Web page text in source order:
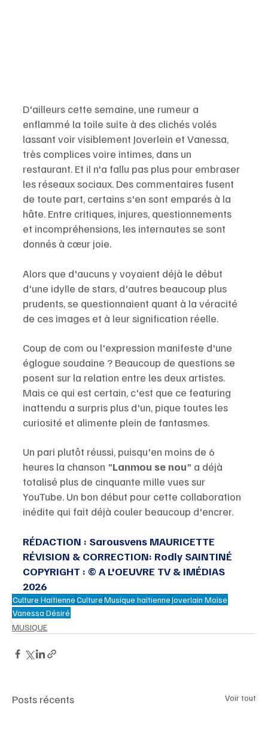
D'ailleurs cette semaine, une rumeur a
enflammé la toile suite à des clichés volés
lassant voir visiblement Joverlein et Vanessa,
très complices voire intimes, dans un
restaurant. Et il n'a fallu pas plus pour embraser
les réseaux sociaux. Des commentaires fusent
de toute part, certains s'en sont emparés à la
hâte. Entre critiques, injures, questionnements
et incompréhensions, les internautes se sont
donnés à cœur joie.
Alors que d'aucuns y voyaient déjà le début
d'une idylle de stars, d'autres beaucoup plus
prudents, se questionnaient quant à la véracité
de ces images et à leur signification réelle.
Coup de com ou l'expression manifeste d'une
églogue soudaine ? Beaucoup de questions se
posent sur la relation entre les deux artistes.
Mais ce qui est certain, c'est que ce featuring
inattendu a surpris plus d'un, pique toutes les
curiosité et alimente plein de fantasmes.
Un pari plutôt réussi, puisqu'en moins de 6
heures la chanson "Lanmou se nou" a déjà
totalisé plus de cinquante mille vues sur
YouTube. Un bon début pour cette collaboration
inédite qui fait déjà couler beaucoup d'encrer.
RÉDACTION : Sarousvens MAURICETTE
RÉVISION & CORRECTION: Rodly SAINTINÉ
COPYRIGHT : © A L'OEUVRE TV & IMÉDIAS
2026
Culture HaitienneCultureMusique haïtienneJoverlain Moïse
Vanessa Désiré
MUSIQUE
Posts récents Voir tout